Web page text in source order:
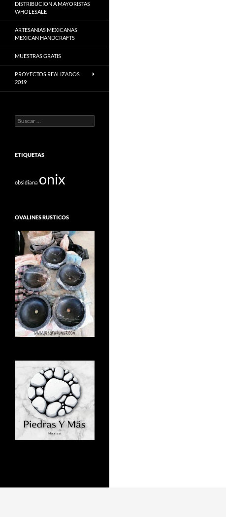
DISTRIBUCION A MAYORISTAS
WHOLESALE
ARTESANIAS MEXICANAS
MEXICAN HANDCRAFTS
MUESTRAS GRATIS
PROYECTOS REALIZADOS
2019
Buscar:
ETIQUETAS
obsidiana onix
OVALINES RUSTICOS